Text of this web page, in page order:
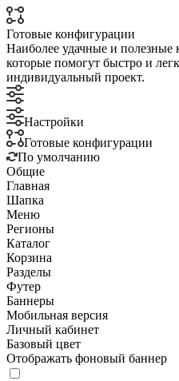
Готовые конфигурации
Наиболее удачные и полезные
которые помогут быстро и
индивидуальный проект.
Настройки
Готовые конфигурации
По умолчанию
Общие
Главная
Шапка
Меню
Регионы
Каталог
Корзина
Разделы
Футер
Баннеры
Мобильная версия
Личный кабинет
Базовый цвет
Отображать фоновый баннер